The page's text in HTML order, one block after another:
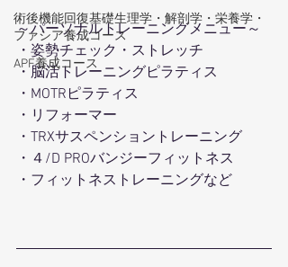
術後機能回復基礎生理学・解剖学・栄養学・
ファシア養成コース
APF養成コース
～パーソナルトレーニングメニュー～
・姿勢チェック・ストレッチ
・脳活トレーニングピラティス
・MOTRピラティス
・リフォーマー
・TRXサスペンショントレーニング
・４/D PROバンジーフィットネス
・フィットネストレーニングなど